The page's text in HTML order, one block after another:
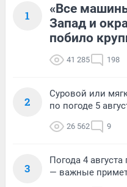
1
«Все
Запад и
побило
41 285 198
2
Суровой или
по погоде 5
26 562 9
3
Погода 4
— важные